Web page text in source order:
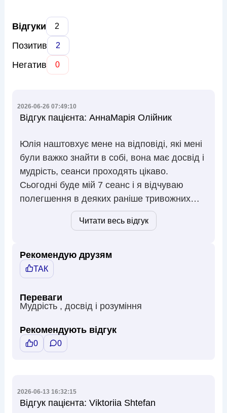
Відгуки 2
Позитив 2
Негатив 0
2026-06-26 07:49:10
Відгук пацієнта: АннаМарія Олійник
Юлія наштовхує мене на відповіді, які мені
були важко знайти в собі, вона має досвід і
мудрість, сеанси проходять цікаво.
Сьогодні буде мій 7 сеанс і я відчуваю
полегшення в деяких раніше тривожних
питаннях. …
Читати весь відгук
Рекомендую друзям
ТАК
Переваги
Мудрість , досвід і розуміння
Рекомендують відгук
0 0
2026-06-13 16:32:15
Відгук пацієнта: Viktoriia Shtefan